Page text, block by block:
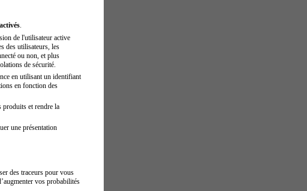
.
de l'utilisateur active
des utilisateurs, les
ou non, et plus
de sécurité.
en utilisant un identifiant
en fonction des
produits et rendre la
une présentation
des traceurs pour vous
vos probabilités